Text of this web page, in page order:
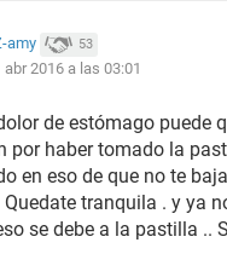
amy 53
abr 2016 a las 03:01
de estómago puede
por haber tomado la
en eso de que no te
Quedate tranquila . y ya
se debe a la pastilla ..